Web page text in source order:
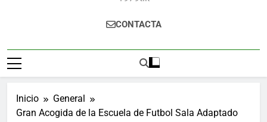
CONTACTA
Inicio
General
Gran Acogida de la Escuela de Futbol Sala Adaptado